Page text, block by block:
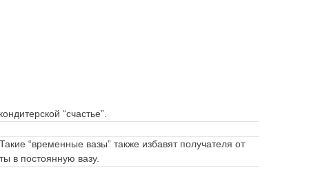
“счастье”.
“временные вазы” также избавят получателя от
в постоянную вазу.